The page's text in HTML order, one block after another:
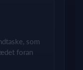
som
foran